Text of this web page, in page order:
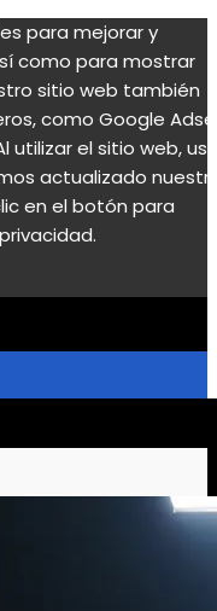
para mejorar y
como para mostrar
sitio web también
como Google
utilizar el sitio web,
actualizado
en el botón para